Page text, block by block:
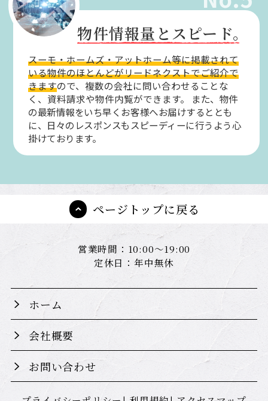
物件情報量とスピード。
スーモ・ホームズ・アットホーム等に掲載されて
いる物件のほとんどがリードネクストでご紹介で
きますので、複数の会社に問い合わせることな
く、資料請求や物件内覧ができます。
また、物件
の最新情報をいち早くお客様へお届けするととも
に、日々のレスポンスもスピーディーに行うよう心
掛けております。
ページトップに戻る
営業時間：10:00～19:00
定休日：年中無休
ホーム
会社概要
お問い合わせ